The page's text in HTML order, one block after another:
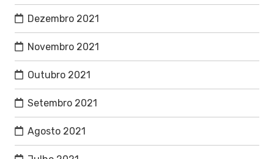
Dezembro 2021
Novembro 2021
Outubro 2021
Setembro 2021
Agosto 2021